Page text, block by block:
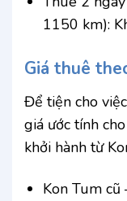
1150 km):
Giá thuê
Để tiện cho
giá ước tính
khởi hành từ
Kon Tum cũ